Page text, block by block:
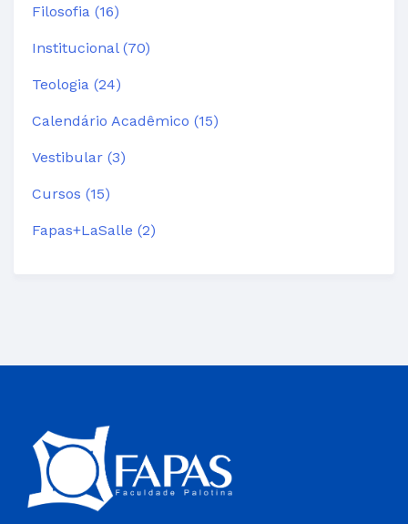
Filosofia (16)
Institucional (70)
Teologia (24)
Calendário Acadêmico (15)
Vestibular (3)
Cursos (15)
Fapas+LaSalle (2)